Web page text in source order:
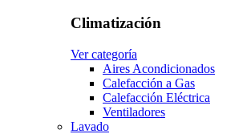
Climatización
Ver categoría
Aires Acondicionados
Calefacción a Gas
Calefacción Eléctrica
Ventiladores
Lavado